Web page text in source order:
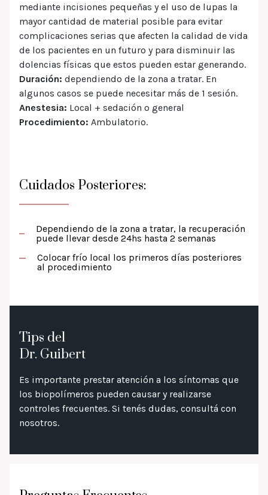
mediante incisiones pequeñas y el uso de lupas la
mayor cantidad de material posible para evitar
complicaciones serias que afecten la calidad de vida
de los pacientes en un futuro y para disminuir las
dolencias físicas que estos pueden estar generando.
Duración: dependiendo de la zona a tratar. En
algunos casos se puede necesitar más de 1 sesión.
Anestesia: Local + sedación o general
Procedimiento: Ambulatorio.
Cuidados Posteriores:
Dependiendo de la zona a tratar, la recuperación
puede llevar desde 24hs hasta 2 semanas
Colocar frío local los primeros días posteriores
al procedimiento
Tips del
Dr. Guibert
Es importante prestar atención a los síntomas que
los biopolímeros pueden causar y realizarse
controles frecuentes. Si tenés dudas, consultá con
nosotros.